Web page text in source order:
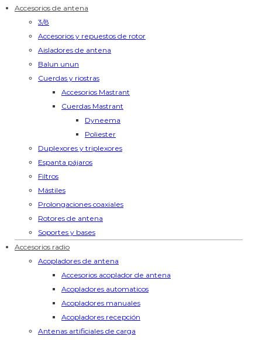
Accesorios de antena
3/8
Accesorios y repuestos de rotor
Aisladores de antena
Balun unun
Cuerdas y riostras
Accesorios Mastrant
Cuerdas Mastrant
Dyneema
Poliester
Duplexores y triplexores
Espanta pájaros
Filtros
Mástiles
Prolongaciones coaxiales
Rotores de antena
Soportes y bases
Accesorios radio
Acopladores de antena
Accesorios acoplador de antena
Acopladores automaticos
Acopladores manuales
Acopladores recepción
Antenas artificiales de carga